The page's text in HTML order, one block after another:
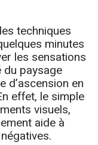
techniques
minutes
les sensations
paysage
d’ascension en
effet, le simple
visuels,
aide à